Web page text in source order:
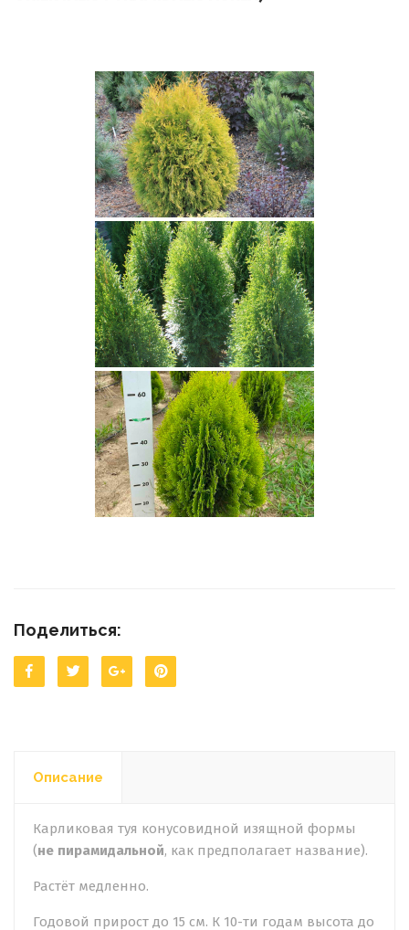
Поделиться:
Описание
Карликовая туя конусовидной изящной формы
(не пирамидальной, как предполагает название).
Растёт медленно.
Годовой прирост до 15 см. К 10-ти годам высота до